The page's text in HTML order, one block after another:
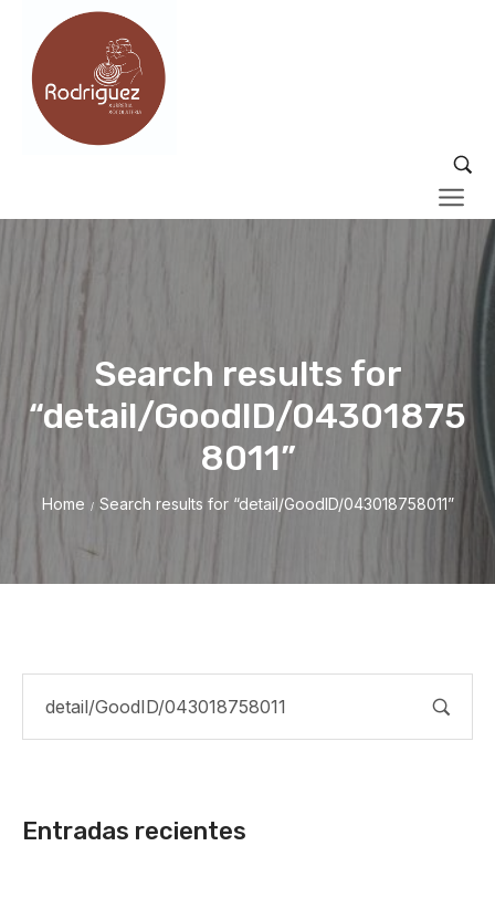
Search results for
“detail/GoodID/04301875
8011”
Home / Search results for “detail/GoodID/043018758011”
Entradas recientes